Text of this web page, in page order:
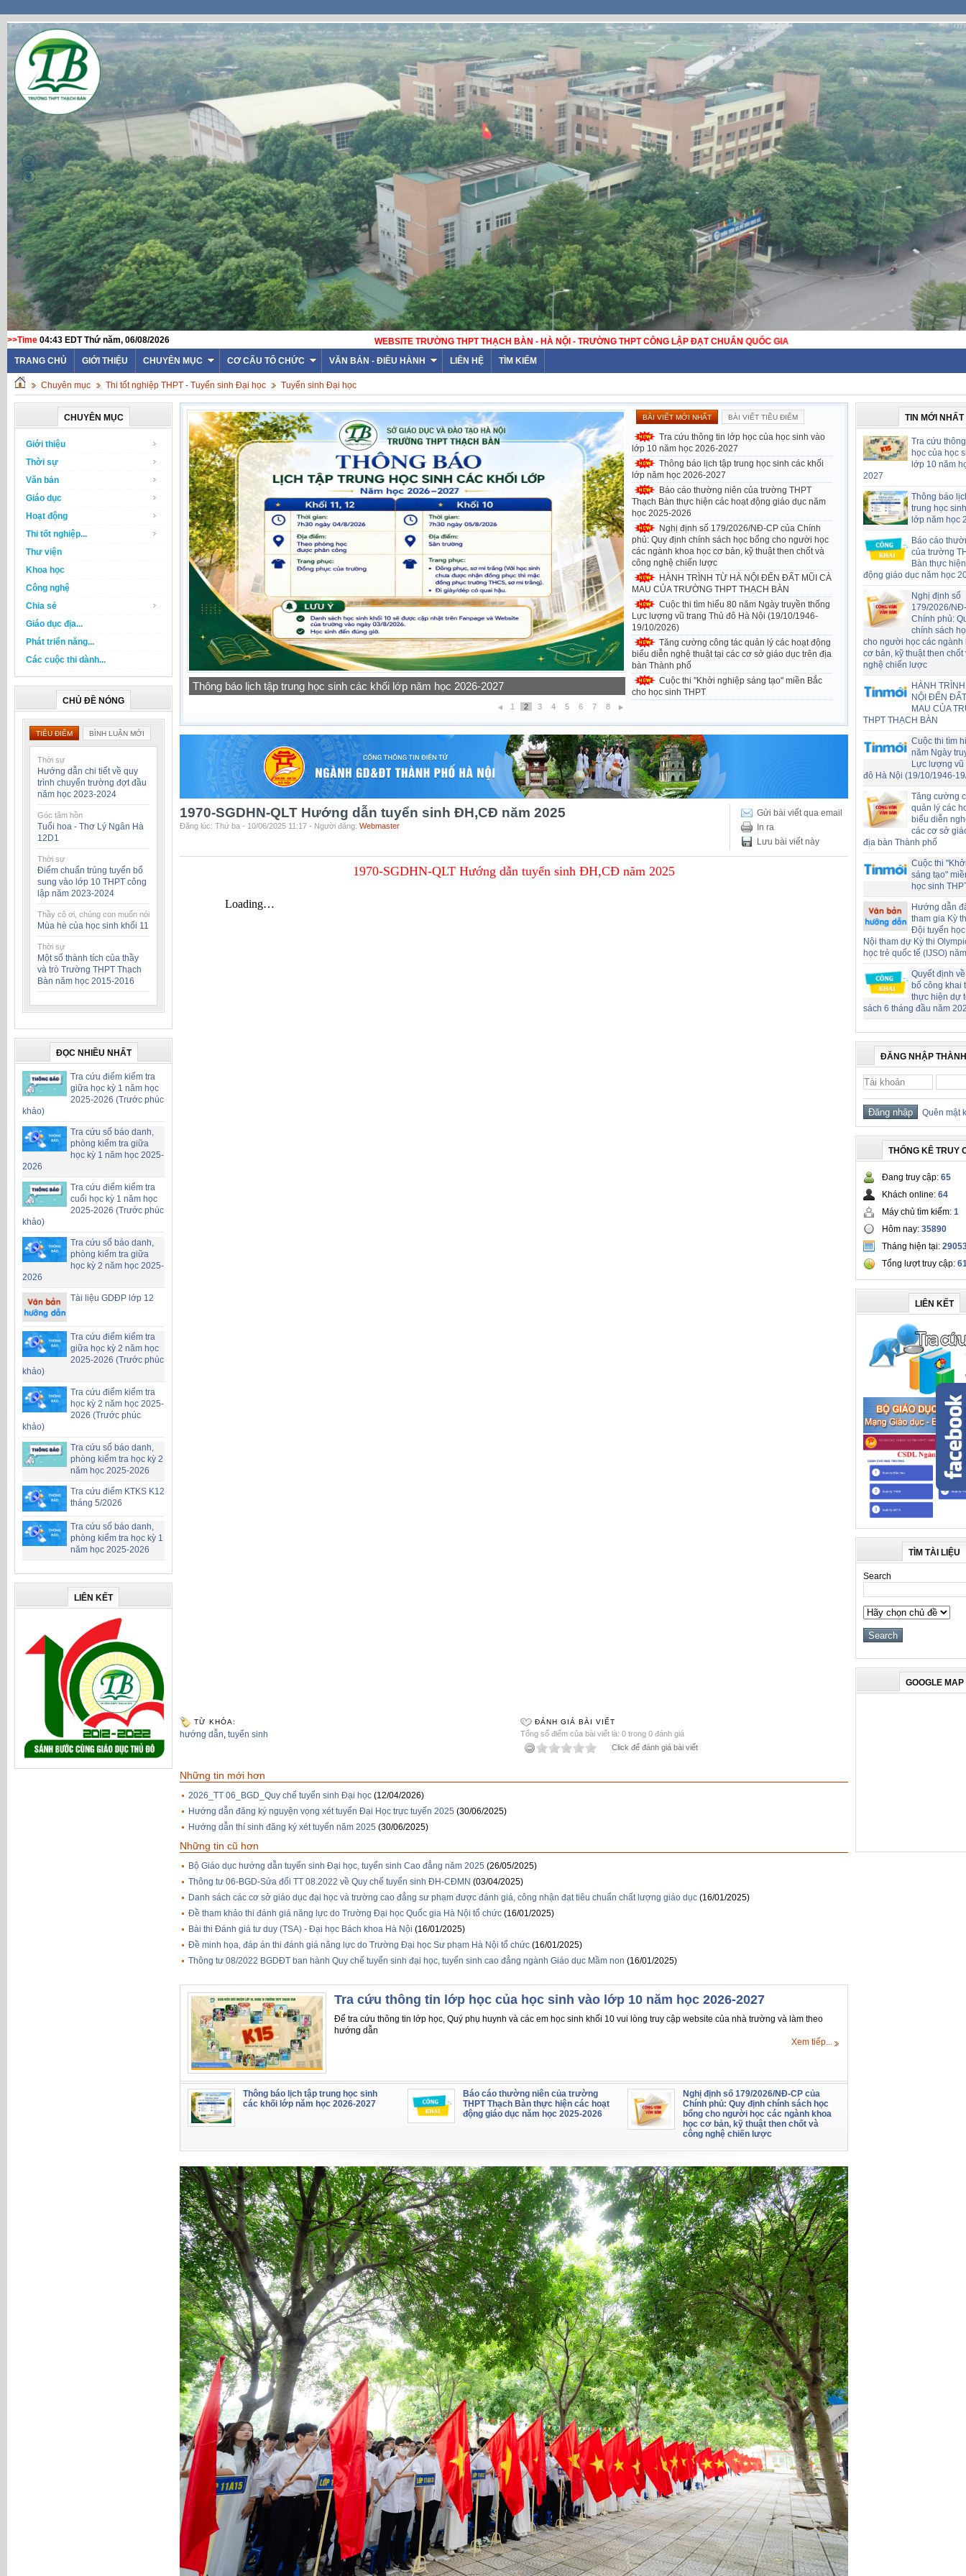
>>Time 04:43 EDT Thứ năm, 06/08/2026
WEBSITE TRƯỜNG THPT THẠCH BÀN - HÀ NỘI - TRƯỜNG THPT CÔNG LẬP ĐẠT CHUẨN QUỐC GIA
TRANG CHỦ
GIỚI THIỆU CHUYÊN MỤC CƠ CẤU TỔ CHỨC VĂN BẢN - ĐIỀU HÀNH LIÊN HỆ TÌM KIẾM
Chuyên mục Thi tốt nghiệp THPT - Tuyển sinh Đại học Tuyển sinh Đại học
CHUYÊN MỤC
Giới thiệu
Thời sự
Văn bản
Giáo dục
Hoạt động
Thi tốt nghiệp...
Thư viện
Khoa học
Công nghệ
Chia sẻ
Giáo dục địa...
Phát triển năng...
Các cuộc thi dành...
CHỦ ĐỀ NÓNG
TIÊU ĐIỂM BÌNH LUẬN MỚI
Thời sự
Hướng dẫn chi tiết về quy
trình chuyển trường đợt đầu
năm học 2023-2024
Góc tâm hồn
Tuổi hoa - Thơ Lý Ngân Hà
12D1
Thời sự
Điểm chuẩn trúng tuyển bổ
sung vào lớp 10 THPT công
lập năm 2023-2024
Thầy cô ơi, chúng con muốn nói
Mùa hè của học sinh khối 11
Thời sự
Một số thành tích của thầy
và trò Trường THPT Thạch
Bàn năm học 2015-2016
ĐỌC NHIỀU NHẤT
Tra cứu điểm kiểm tra
giữa học kỳ 1 năm học
2025-2026 (Trước phúc
khảo)
Tra cứu số báo danh,
phòng kiểm tra giữa
học kỳ 1 năm học 2025-
2026
Tra cứu điểm kiểm tra
cuối học kỳ 1 năm học
2025-2026 (Trước phúc
khảo)
Tra cứu số báo danh,
phòng kiểm tra giữa
học kỳ 2 năm học 2025-
2026
Tài liệu GDĐP lớp 12
Tra cứu điểm kiểm tra
giữa học kỳ 2 năm học
2025-2026 (Trước phúc
khảo)
Tra cứu điểm kiểm tra
học kỳ 2 năm học 2025-
2026 (Trước phúc
khảo)
Tra cứu số báo danh,
phòng kiểm tra học kỳ 2
năm học 2025-2026
Tra cứu điểm KTKS K12
tháng 5/2026
Tra cứu số báo danh,
phòng kiểm tra học kỳ 1
năm học 2025-2026
LIÊN KẾT
Báo cáo thường niên của trường THPT Thạch Bàn thực hiện các hoạt động giáo dục năm
học 2025-2026
1 2 3 4 5 6 7 8
BÀI VIẾT MỚI NHẤT BÀI VIẾT TIÊU ĐIỂM
Tra cứu thông tin lớp học của học sinh vào
lớp 10 năm học 2026-2027
Thông báo lịch tập trung học sinh các khối
lớp năm học 2026-2027
Báo cáo thường niên của trường THPT
Thạch Bàn thực hiện các hoạt động giáo dục năm
học 2025-2026
Nghị định số 179/2026/NĐ-CP của Chính
phủ: Quy định chính sách học bổng cho người học
các ngành khoa học cơ bản, kỹ thuật then chốt và
công nghệ chiến lược
HÀNH TRÌNH TỪ HÀ NỘI ĐẾN ĐẤT MŨI CÀ
MAU CỦA TRƯỜNG THPT THẠCH BÀN
Cuộc thi tìm hiểu 80 năm Ngày truyền thống
Lực lượng vũ trang Thủ đô Hà Nội (19/10/1946-
19/10/2026)
Tăng cường công tác quản lý các hoạt động
biểu diễn nghệ thuật tại các cơ sở giáo dục trên địa
bàn Thành phố
Cuộc thi "Khởi nghiệp sáng tạo" miền Bắc
cho học sinh THPT
Gửi bài viết qua email
In ra
Lưu bài viết này
1970-SGDHN-QLT Hướng dẫn tuyển sinh ĐH,CĐ năm 2025
Đăng lúc: Thứ ba - 10/06/2025 11:17 - Người đăng: Webmaster
1970-SGDHN-QLT Hướng dẫn tuyển sinh ĐH,CĐ năm 2025
TỪ KHÓA:
hướng dẫn, tuyển sinh
ĐÁNH GIÁ BÀI VIẾT
Tổng số điểm của bài viết là: 0 trong 0 đánh giá
Click để đánh giá bài viết
Những tin mới hơn
2026_TT 06_BGD_Quy chế tuyển sinh Đại học (12/04/2026)
Hướng dẫn đăng ký nguyện vọng xét tuyển Đại Học trực tuyến 2025 (30/06/2025)
Hướng dẫn thí sinh đăng ký xét tuyển năm 2025 (30/06/2025)
Những tin cũ hơn
Bộ Giáo dục hướng dẫn tuyển sinh Đại học, tuyển sinh Cao đẳng năm 2025 (26/05/2025)
Thông tư 06-BGD-Sửa đổi TT 08.2022 về Quy chế tuyển sinh ĐH-CĐMN (03/04/2025)
Danh sách các cơ sở giáo dục đại học và trường cao đẳng sư phạm được đánh giá, công nhận đạt tiêu chuẩn chất lượng giáo dục (16/01/2025)
Đề tham khảo thi đánh giá năng lực do Trường Đại học Quốc gia Hà Nội tổ chức (16/01/2025)
Bài thi Đánh giá tư duy (TSA) - Đại học Bách khoa Hà Nội (16/01/2025)
Đề minh họa, đáp án thi đánh giá năng lực do Trường Đại học Sư phạm Hà Nội tổ chức (16/01/2025)
Thông tư 08/2022 BGDĐT ban hành Quy chế tuyển sinh đại học, tuyển sinh cao đẳng ngành Giáo dục Mầm non (16/01/2025)
Tra cứu thông tin lớp học của học sinh vào lớp 10 năm học 2026-2027
Để tra cứu thông tin lớp học, Quý phụ huynh và các em học sinh khối 10 vui lòng truy cập website của nhà trường và làm theo
hướng dẫn
Xem tiếp...
Thông báo lịch tập trung học sinh
các khối lớp năm học 2026-2027
Báo cáo thường niên của trường
THPT Thạch Bàn thực hiện các hoạt
động giáo dục năm học 2025-2026
Nghị định số 179/2026/NĐ-CP của
Chính phủ: Quy định chính sách học
bổng cho người học các ngành khoa
học cơ bản, kỹ thuật then chốt và
công nghệ chiến lược
TIN MỚI NHẤT
Tra cứu
học của học
lớp 10 năm
2027
Thông báo
trung học
lớp năm học
Báo cáo
của trường
Bàn thực
động giáo dục năm học
Nghị định số
179/2026/
Chính phủ:
chính sách
cho người học các ngành
cơ bản, kỹ thuật then chốt
nghệ chiến lược
HÀNH
NỘI ĐẾN
MAU CỦA
THPT THẠCH BÀN
Cuộc thi tìm
năm Ngày
Lực lượng vũ
đô Hà Nội (19/10/1946-
Tăng cường
quản lý các
biểu diễn
các cơ sở
địa bàn Thành phố
Cuộc thi
sáng tạo"
học sinh
Hướng dẫn
tham gia Kỳ
Đội tuyển
Nội tham dự Kỳ thi
học trẻ quốc tế (IJSO)
Quyết định
bố công khai
thực hiện dự
sách 6 tháng đầu năm
ĐĂNG NHẬP
Quên mật
THỐNG KÊ TRUY
Đang truy cập: 65
Khách online: 64
Máy chủ tìm kiếm: 1
Hôm nay: 35890
Tháng hiện tại:
Tổng lượt truy cập:
LIÊN KẾT
TÌM TÀI LIỆU
Search
GOOGLE MAP